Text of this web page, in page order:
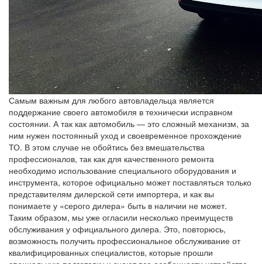
Самым важным для любого автовладельца является
поддержание своего автомобиля в технически исправном
состоянии. А так как автомобиль — это сложный механизм, за
ним нужен постоянный уход и своевременное прохождение
ТО. В этом случае не обойтись без вмешательства
профессионалов, так как для качественного ремонта
необходимо использование специального оборудования и
инструмента, которое официально может поставляться только
представителям дилерской сети импортера, и как вы
понимаете у «серого дилера» быть в наличии не может.
Таким образом, мы уже огласили несколько преимуществ
обслуживания у официального дилера. Это, повторюсь,
возможность получить профессиональное обслуживание от
квалифицированных специалистов, которые прошли